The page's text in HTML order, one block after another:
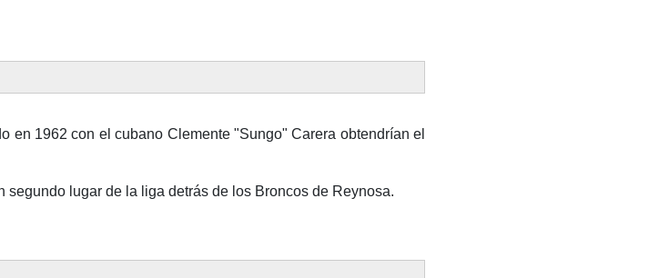
en 1962 con el cubano Clemente "Sungo" Carera obtendrían el
lugar de la liga detrás de los Broncos de Reynosa.